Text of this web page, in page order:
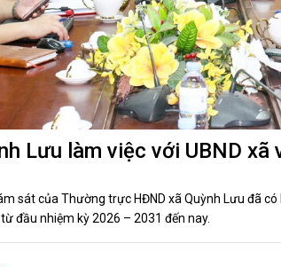
Quảng bá thương hiệu
Lưu làm việc với UBND
sát của Thường trực HĐND xã Quỳnh Lưu đã có
đầu nhiệm kỳ 2026 – 2031 đến nay.